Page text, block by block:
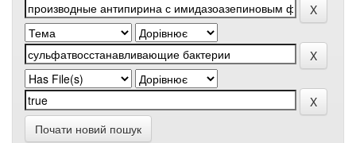
Почати новий пошук